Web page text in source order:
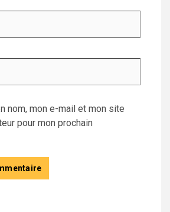
nom, mon e-mail et mon site
pour mon prochain